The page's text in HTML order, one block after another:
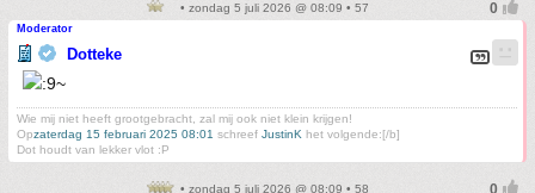
• zondag 5 juli 2026 @ 08:09 • 57
Moderator
Dotteke
Wie mij niet heeft grootgebracht, zal mij ook niet klein krijgen!
Opzaterdag 15 februari 2025 08:01 schreef JustinK het volgende:[/b]
Dot houdt van lekker vlot :P
• zondag 5 juli 2026 @ 08:09 • 58